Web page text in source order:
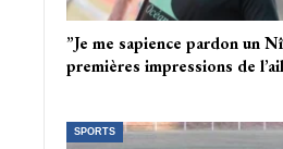
”Je me sapience pardon un
premières impressions de
SPORTS